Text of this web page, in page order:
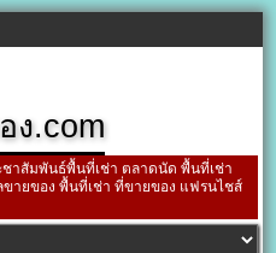
ง.com
าสัมพันธ์พื้นที่เช่า ตลาดนัด พื้นที่เช่า
ายของ พื้นที่เช่า ที่ขายของ แฟรนไชส์